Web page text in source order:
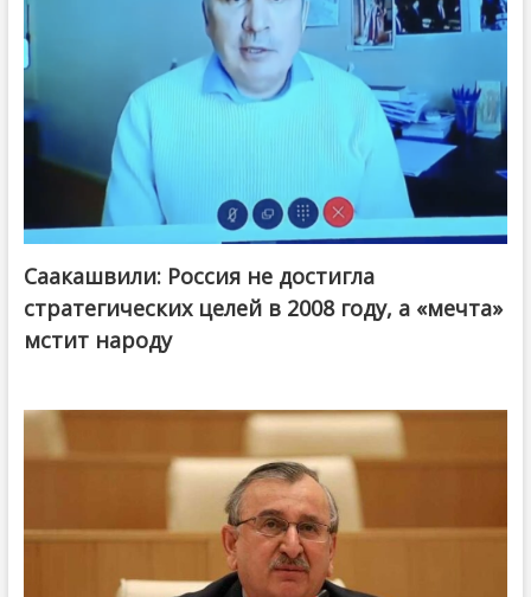
Саакашвили: Россия не достигла
стратегических целей в 2008 году, а «мечта»
мстит народу